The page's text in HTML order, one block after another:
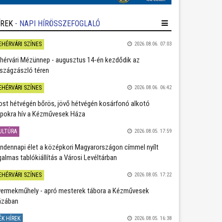
- NAPI HÍRÖSSZEFOGLALÓ
SZÍNES 2026.08.06. 07:03
Mézünnep - augusztus 14-én kezdődik az
téren
SZÍNES 2026.08.06. 06:42
hétvégén bőrös, jövő hétvégén kosárfonó alkotó
hív a Kézművesek Háza
2026.08.05. 17:59
élet a középkori Magyarországon címmel nyílt
tablókiállítás a Városi Levéltárban
SZÍNES 2026.08.05. 17:22
- apró mesterek tábora a Kézművesek
HÍREK 2026.08.05. 16:38